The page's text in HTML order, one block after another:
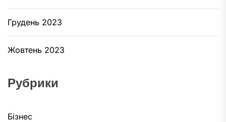
Грудень 2023
Жовтень 2023
Рубрики
Бізнес